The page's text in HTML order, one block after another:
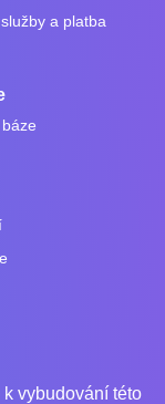
a platba
vybudování této